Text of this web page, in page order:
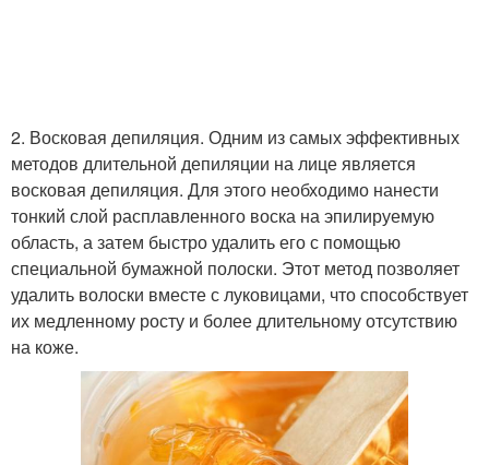
2. Восковая депиляция. Одним из самых эффективных
методов длительной депиляции на лице является
восковая депиляция. Для этого необходимо нанести
тонкий слой расплавленного воска на эпилируемую
область, а затем быстро удалить его с помощью
специальной бумажной полоски. Этот метод позволяет
удалить волоски вместе с луковицами, что способствует
их медленному росту и более длительному отсутствию
на коже.